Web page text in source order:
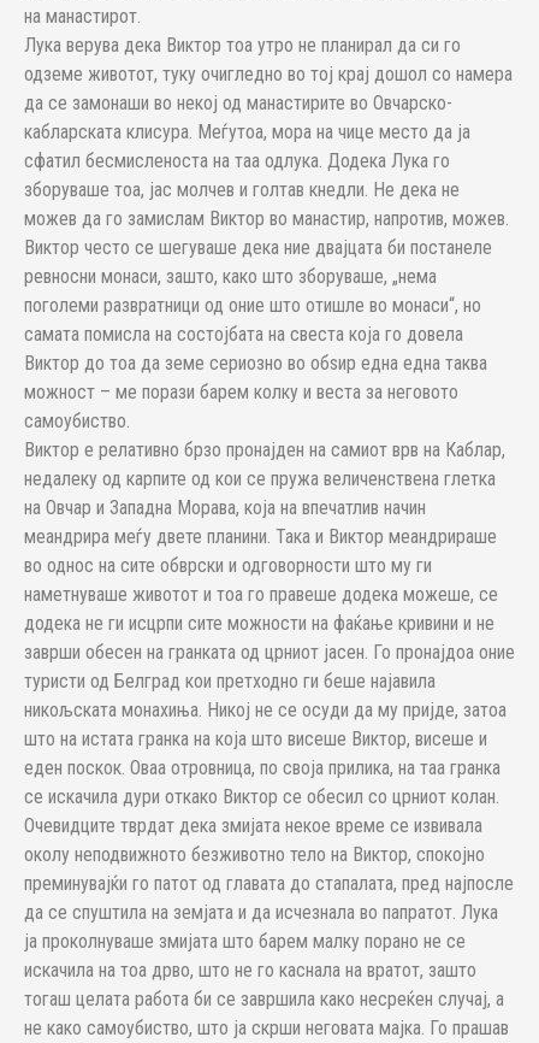
на манастирот.
Лука верува дека Виктор тоа утро не планирал да си го
одземе животот, туку очигледно во тој крај дошол со намера
да се замонаши во некој од манастирите во Овчарско-
кабларската клисура. Меѓутоа, мора на чице место да ја
сфатил бесмисленоста на таа одлука. Додека Лука го
зборуваше тоа, јас молчев и голтав кнедли. Не дека не
можев да го замислам Виктор во манастир, напротив, можев.
Виктор често се шегуваше дека ние двајцата би постанеле
ревносни монаси, зашто, како што зборуваше, „нема
поголеми развратници од оние што отишле во монаси“, но
самата помисла на состојбата на свеста која го довела
Виктор до тоа да земе сериозно во обѕир една една таква
можност – ме порази барем колку и веста за неговото
самоубиство.
Виктор е релативно брзо пронајден на самиот врв на Каблар,
недалеку од карпите од кои се пружа величенствена глетка
на Овчар и Западна Морава, која на впечатлив начин
меандрира меѓу двете планини. Така и Виктор меандрираше
во однос на сите обврски и одговорности што му ги
наметнуваше животот и тоа го правеше додека можеше, се
додека не ги исцрпи сите можности на фаќање кривини и не
заврши обесен на гранката од црниот јасен. Го пронајдоа оние
туристи од Белград кои претходно ги беше најавила
никољската монахиња. Никој не се осуди да му пријде, затоа
што на истата гранка на која што висеше Виктор, висеше и
еден поскок. Оваа отровница, по своја прилика, на таа гранка
се искачила дури откако Виктор се обесил со црниот колан.
Очевидците тврдат дека змијата некое време се извивала
околу неподвижното безживотно тело на Виктор, спокојно
преминувајќи го патот од главата до стапалата, пред најпосле
да се спуштила на земјата и да исчезнала во папратот. Лука
ја проколнуваше змијата што барем малку порано не се
искачила на тоа дрво, што не го каснала на вратот, зашто
тогаш целата работа би се завршила како несреќен случај, а
не како самоубиство, што ја скрши неговата мајка. Го прашав